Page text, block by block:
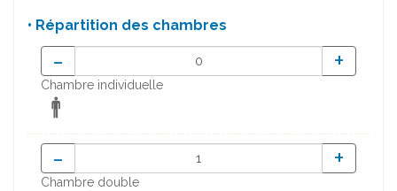
• Répartition des chambres
- +
Chambre individuelle
- +
Chambre double